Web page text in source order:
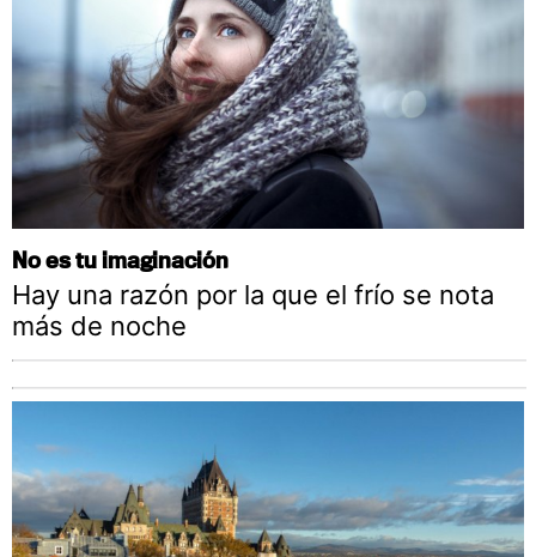
No es tu imaginación
Hay una razón por la que el frío se nota
más de noche